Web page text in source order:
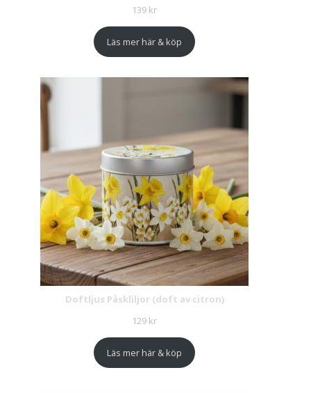
139 kr
Läs mer här & köp
Doftljus Påskliljor (doft av citron)
129 kr
Läs mer här & köp